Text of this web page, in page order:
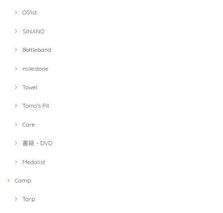
OS1st
SINANO
Bottleband
milestone
Towel
Tomo's Pit
Care
書籍・DVD
Medalist
Camp
Tarp